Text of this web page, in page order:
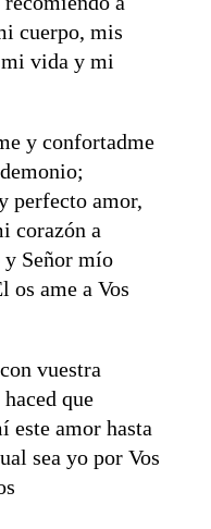
cuerpo, mis
mi vida y mi
y confortadme
perfecto amor,
corazón a
Señor mío
os ame a Vos
vuestra
que
este amor hasta
sea yo por Vos